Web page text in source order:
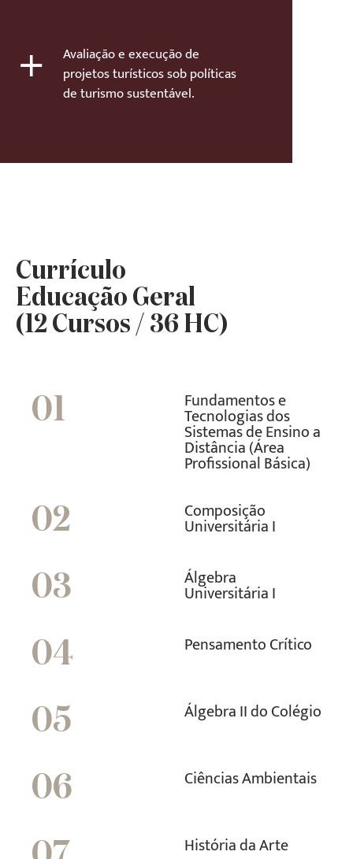
+
Avaliação e execução de
projetos turísticos sob políticas
de turismo sustentável.
Currículo
Educação Geral
(12 Cursos / 36 HC)
01 Fundamentos e
Tecnologias dos
Sistemas de Ensino a
Distância (Área
Profissional Básica)
02 Composição
Universitária I
03 Álgebra
Universitária I
04 Pensamento Crítico
05 Álgebra II do Colégio
06 Ciências Ambientais
História da Arte